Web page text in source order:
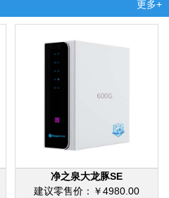
更多+
净之泉大龙豚SE
建议零售价：￥4980.00